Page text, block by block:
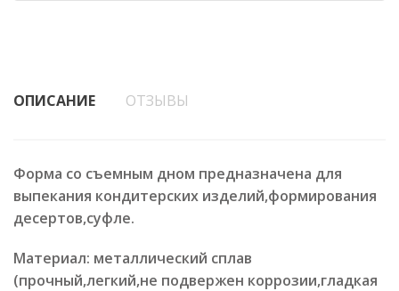
ОПИСАНИЕ ОТЗЫВЫ
Форма со съемным дном предназначена для
выпекания кондитерских изделий,формирования
десертов,суфле.
Материал: металлический сплав
(прочный,легкий,не подвержен коррозии,гладкая